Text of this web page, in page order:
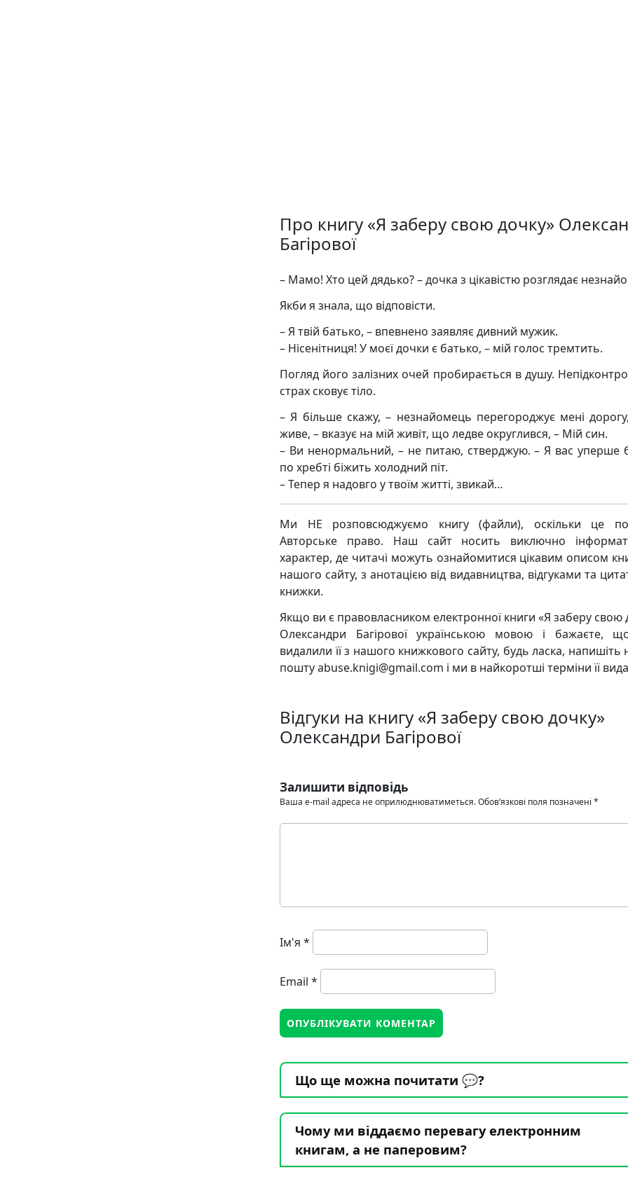
Про книгу «Я заберу свою дочку»
Багірової
– Мамо! Хто цей дядько? – дочка з цікавістю розглядає
Якби я знала, що відповісти.
– Я твій батько, – впевнено заявляє дивний мужик.
– Нісенітниця! У моєї дочки є батько, – мій голос тремтить.
Погляд його залізних очей пробирається в душу.
страх сковує тіло.
– Я більше скажу, – незнайомець перегороджує мені
живе, – вказує на мій живіт, що ледве округлився, – Мій син.
– Ви ненормальний, – не питаю, стверджую. – Я вас уперше
по хребті біжить холодний піт.
– Тепер я надовго у твоїм житті, звикай…
Ми НЕ розповсюджуємо книгу (файли), оскільки це
Авторське право. Наш сайт носить виключно
характер, де читачі можуть ознайомитися цікавим описом
нашого сайту, з анотацією від видавництва, відгуками та
книжки.
Якщо ви є правовласником електронної книги «Я заберу свою
Олександри Багірової українською мовою і бажаєте,
видалили її з нашого книжкового сайту, будь ласка, напишіть
пошту abuse.knigi@gmail.com і ми в найкоротші терміни її
Відгуки на книгу «Я заберу свою дочку»
Олександри Багірової
Залишити відповідь
Ваша e-mail адреса не оприлюднюватиметься.Обов’язкові поля позначені *
Ім'я *
Email *
Що ще можна почитати 💬?
Чому ми віддаємо перевагу електронним
книгам, а не паперовим?